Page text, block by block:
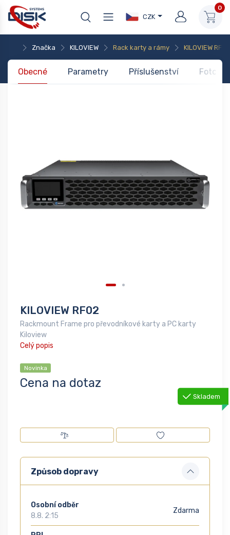
CZK
0
Značka KILOVIEW Rack karty a rámy KILOVIEW RF02
Obecné Parametry Příslušenství Foto
KILOVIEW RF02
Rackmount Frame pro převodníkové karty a PC karty
Kiloview
Celý popis
Novinka
Cena na dotaz
Skladem
Způsob dopravy
Osobní odběr
8.8. 2:15
Zdarma